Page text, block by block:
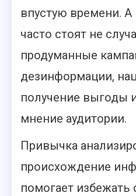
впустую времени.
часто стоят не
продуманные
дезинформации,
получение выгоды
мнение аудитории.
Привычка
происхождение
помогает